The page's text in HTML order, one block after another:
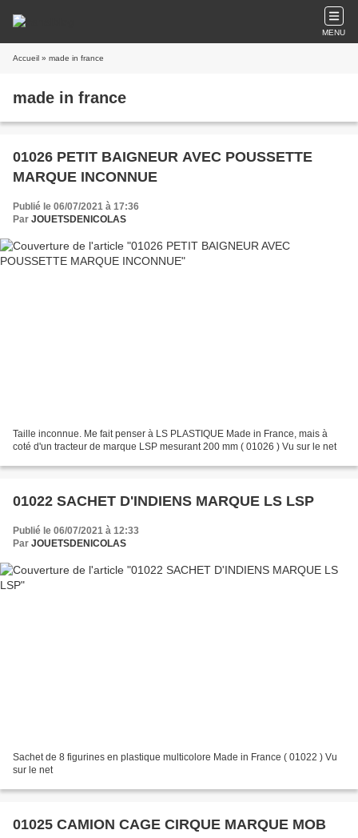
MENU
Accueil » made in france
made in france
01026 PETIT BAIGNEUR AVEC POUSSETTE
MARQUE INCONNUE
Publié le 06/07/2021 à 17:36
Par JOUETSDENICOLAS
Taille inconnue. Me fait penser à LS PLASTIQUE Made in France, mais à
coté d'un tracteur de marque LSP mesurant 200 mm ( 01026 ) Vu sur le net
01022 SACHET D'INDIENS MARQUE LS LSP
Publié le 06/07/2021 à 12:33
Par JOUETSDENICOLAS
Sachet de 8 figurines en plastique multicolore Made in France ( 01022 ) Vu
sur le net
01025 CAMION CAGE CIRQUE MARQUE MOB